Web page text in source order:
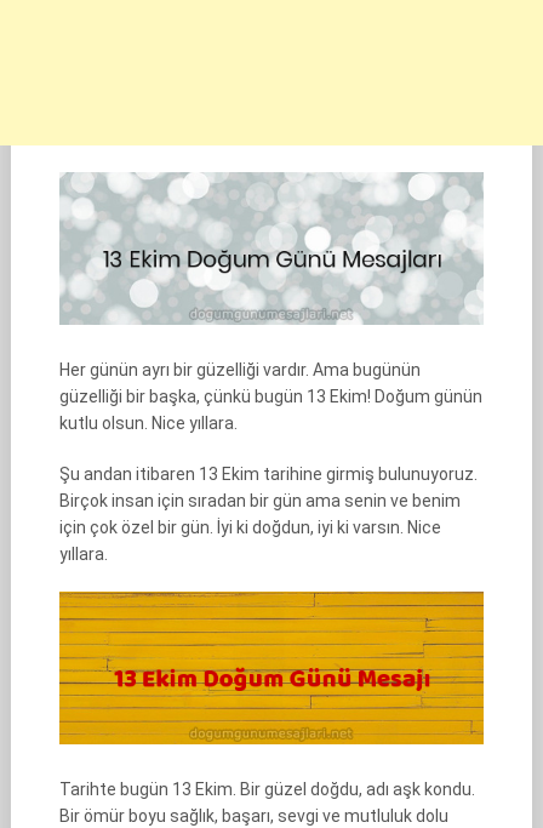
Her günün ayrı bir güzelliği vardır. Ama bugünün
güzelliği bir başka, çünkü bugün 13 Ekim! Doğum günün
kutlu olsun. Nice yıllara.
Şu andan itibaren 13 Ekim tarihine girmiş bulunuyoruz.
Birçok insan için sıradan bir gün ama senin ve benim
için çok özel bir gün. İyi ki doğdun, iyi ki varsın. Nice
yıllara.
Tarihte bugün 13 Ekim. Bir güzel doğdu, adı aşk kondu.
Bir ömür boyu sağlık, başarı, sevgi ve mutluluk dolu